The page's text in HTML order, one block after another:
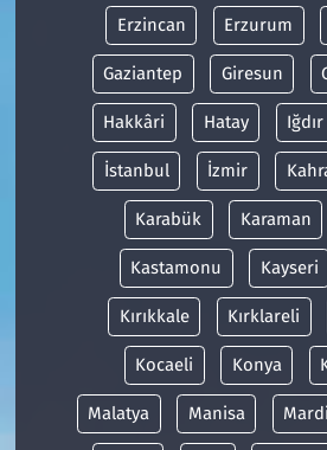
Erzincan Erzurum
Gaziantep Giresun
Hakkâri Hatay Iğdır
İstanbul İzmir
Karabük Karaman
Kastamonu Kayseri
Kırıkkale Kırklareli
Kocaeli Konya
Malatya Manisa